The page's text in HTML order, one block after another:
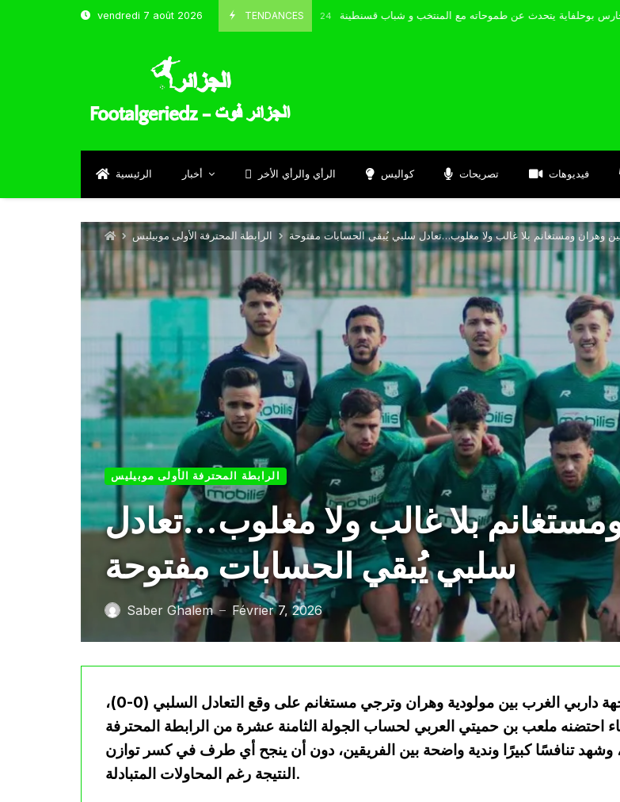
vendredi 7 août 2026 TENDANCES
Octobre 8, 2024 الحارس بوحلفاية يتحدث عن طموحاته مع المنتخب و شباب قسنطينة
الرئيسية أخبار الرأي والرأي الأخر كواليس تصريحات فيديوهات
الرابطة المحترفة الأولى موبيليس وهران ومستغانم بلا غالب ولا مغلوب…تعادل سلبي يُبقي الحسابات مفتوحة
الرابطة المحترفة الأولى موبيليس
بلا غالب ولا مغلوب…تعادل
سلبي يُبقي الحسابات مفتوحة
Saber Ghalem — Février 7, 2026
انتهت مواجهة داربي الغرب بين مولودية وهران وترجي مستغانم على وقع التعادل السلبي (0-0)،
احتضنه ملعب بن حميتي العربي لحساب الجولة الثامنة عشرة من الرابطة المحترفة
وشهد تنافسًا كبيرًا وندية واضحة بين الفريقين، دون أن ينجح أي طرف في كسر توازن
النتيجة رغم المحاولات المتبادلة.